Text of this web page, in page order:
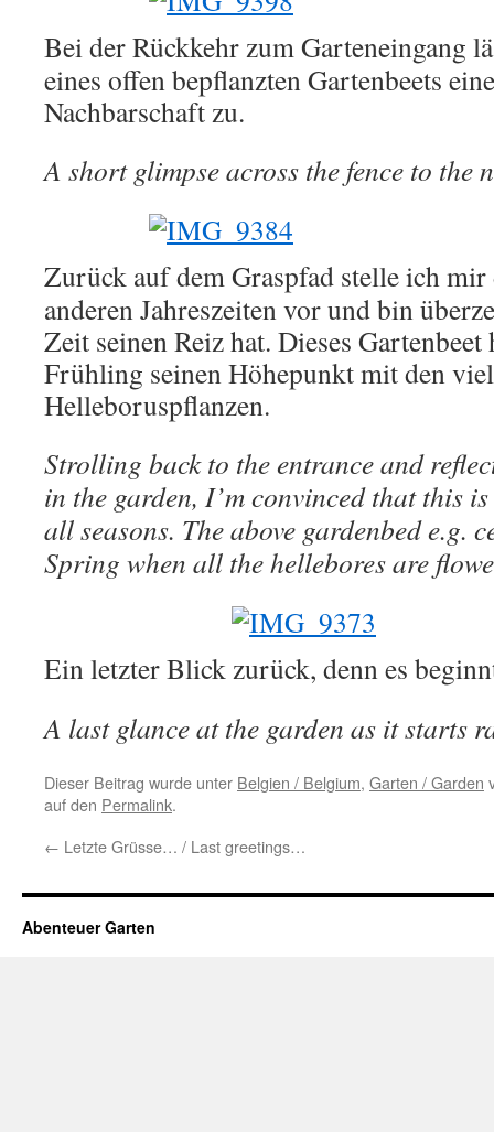
Bei der Rückkehr zum Garteneingang
eines offen bepflanzten Gartenbeets
Nachbarschaft zu.
A short glimpse across the fence to the
Zurück auf dem Graspfad stelle ich mir
anderen Jahreszeiten vor und bin
Zeit seinen Reiz hat. Dieses
Frühling seinen Höhepunkt mit den
Helleboruspflanzen.
Strolling back to the entrance and
in the garden, I’m convinced that this
all seasons. The above gardenbed e.g.
Spring when all the hellebores are
Ein letzter Blick zurück, denn es
A last glance at the garden as it starts
Dieser Beitrag wurde unter Belgien / Belgium, Garten / Garden
auf den Permalink.
← Letzte Grüsse… / Last greetings…
Abenteuer Garten